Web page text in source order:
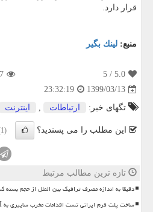
قرار دارد.
منبع: لینك بگیر
5.0
/ 5
1399/03/13
23:32:19
تگهای خبر:
ارتباطات , اینترنت
این مطلب را می پسندید؟ (1)
تازه ترین مطالب مرتبط
دقیقا به اندازه مصرف ترافیک بین الملل از حجم
ساخت پلت فرم ایرانی تست اقدامات مخرب سایبری به AI